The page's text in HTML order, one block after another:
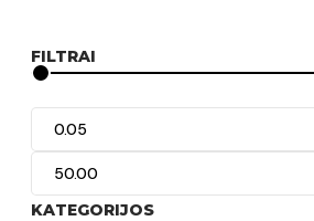
FILTRAI
KATEGORIJOS